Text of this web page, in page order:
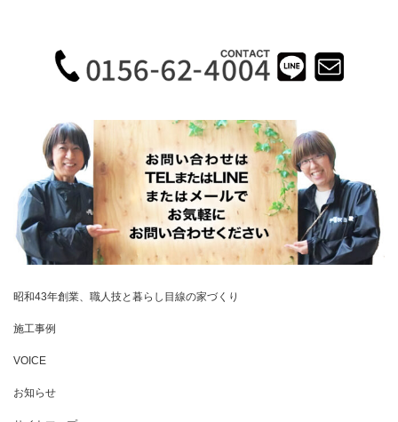
昭和43年創業、職人技と暮らし目線の家づくり
施工事例
VOICE
お知らせ